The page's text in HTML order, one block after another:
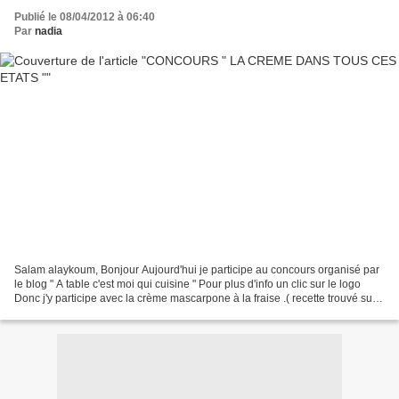
Publié le 08/04/2012 à 06:40
Par nadia
Salam alaykoum, Bonjour Aujourd'hui je participe au concours organisé par
le blog " A table c'est moi qui cuisine " Pour plus d'info un clic sur le logo
Donc j'y participe avec la crème mascarpone à la fraise .( recette trouvé sur